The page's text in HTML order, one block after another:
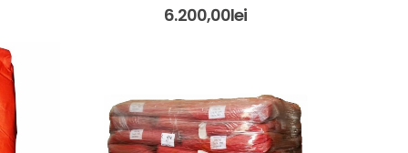
out of 5
6.200,00lei